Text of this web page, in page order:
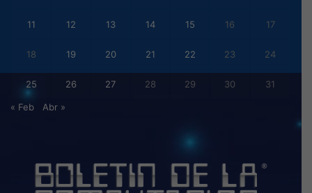
11 12 13 14 15 16 17
18 19 20 21 22 23 24
25 26 27 28 29 30 31
« Feb Abr »